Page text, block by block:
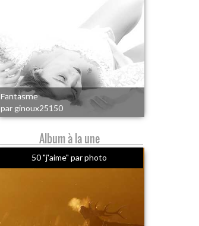
Fantasme
par ginoux25150
Album à la une
50 "j'aime" par photo